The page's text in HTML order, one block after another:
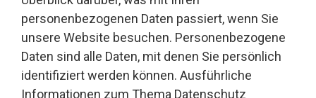
personenbezogenen Daten passiert, wenn Sie
unsere Website besuchen. Personenbezogene
Daten sind alle Daten, mit denen Sie persönlich
identifiziert werden können. Ausführliche
Informationen zum Thema Datenschutz